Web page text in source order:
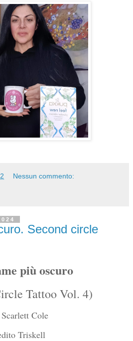
Nessun commento:
Second circle
più oscuro
Tattoo Vol. 4)
Scarlett Cole
Triskell